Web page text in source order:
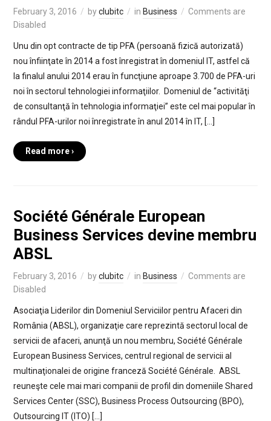
February 3, 2016 byclubitc in Business
Comments are
Disabled
Unu din opt contracte de tip PFA (persoană fizică autorizată)
nou înfiinţate în 2014 a fost înregistrat în domeniul IT, astfel că
la finalul anului 2014 erau în funcţiune aproape 3.700 de PFA-uri
noi în sectorul tehnologiei informaţiilor. Domeniul de “activităţi
de consultanţă în tehnologia informaţiei” este cel mai popular în
rândul PFA-urilor noi înregistrate în anul 2014 în IT, […]
Read more ›
Société Générale European
Business Services devine membru
ABSL
February 3, 2016 byclubitc in Business
Comments are
Disabled
Asociaţia Liderilor din Domeniul Serviciilor pentru Afaceri din
România (ABSL), organizaţie care reprezintă sectorul local de
servicii de afaceri, anunţă un nou membru, Société Générale
European Business Services, centrul regional de servicii al
multinaţionalei de origine franceză Société Générale. ABSL
reuneşte cele mai mari companii de profil din domeniile Shared
Services Center (SSC), Business Process Outsourcing (BPO),
Outsourcing IT (ITO) […]